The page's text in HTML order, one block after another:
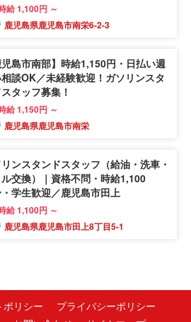
給 1,100円 ～
鹿児島県鹿児島市南栄6-2-3
児島市南部】時給1,150円・日払い週
談OK／未経験歓迎！ガソリンスタ
タッフ募集！
給 1,150円 ～
鹿児島県鹿児島市南栄
ンスタンドスタッフ（給油・洗車・
交換）｜資格不問・時給1,100
学生歓迎／鹿児島市田上
給 1,100円 ～
鹿児島県鹿児島市田上8丁目5-1
ポリシー
プライバシーポリシー